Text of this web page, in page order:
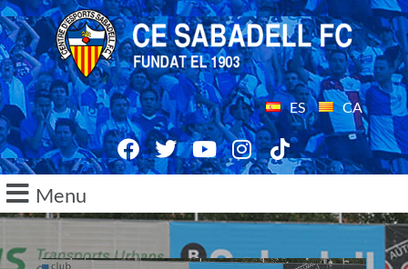
ES CA
Menu